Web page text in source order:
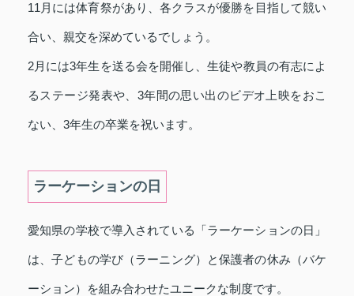
11月には体育祭があり、各クラスが優勝を目指して競い
合い、親交を深めているでしょう。
2月には3年生を送る会を開催し、生徒や教員の有志によ
るステージ発表や、3年間の思い出のビデオ上映をおこ
ない、3年生の卒業を祝います。
ラーケーションの日
愛知県の学校で導入されている「ラーケーションの日」
は、子どもの学び（ラーニング）と保護者の休み（バケ
ーション）を組み合わせたユニークな制度です。